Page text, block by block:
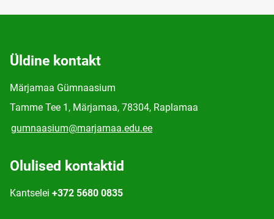
Üldine kontakt
Märjamaa Gümnaasium
Tamme Tee 1, Märjamaa, 78304, Raplamaa
gumnaasium@marjamaa.edu.ee
Olulised kontaktid
Kantselei +372 5680 0835